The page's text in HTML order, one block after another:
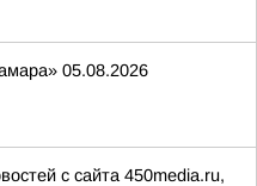
05.08.2026
с сайта 450media.ru,